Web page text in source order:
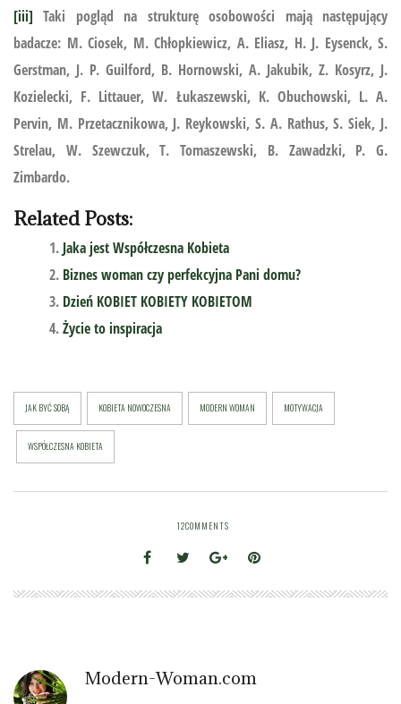
[iii] Taki pogląd na strukturę osobowości mają następujący
badacze: M. Ciosek, M. Chłopkiewicz, A. Eliasz, H. J. Eysenck, S.
Gerstman, J. P. Guilford, B. Hornowski, A. Jakubik, Z. Kosyrz, J.
Kozielecki, F. Littauer, W. Łukaszewski, K. Obuchowski, L. A.
Pervin, M. Przetacznikowa, J. Reykowski, S. A. Rathus, S. Siek, J.
Strelau, W. Szewczuk, T. Tomaszewski, B. Zawadzki, P. G.
Zimbardo.
Related Posts:
Jaka jest Współczesna Kobieta
Biznes woman czy perfekcyjna Pani domu?
Dzień KOBIET KOBIETY KOBIETOM
Życie to inspiracja
JAK BYĆ SOBĄ KOBIETA NOWOCZESNA MODERN WOMAN MOTYWACJA
WSPÓŁCZESNA KOBIETA
12COMMENTS
Modern-Woman.com